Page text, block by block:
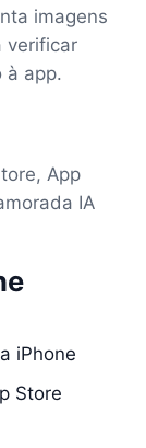
imagens
verificar
à app.
App
IA
iPhone
Store